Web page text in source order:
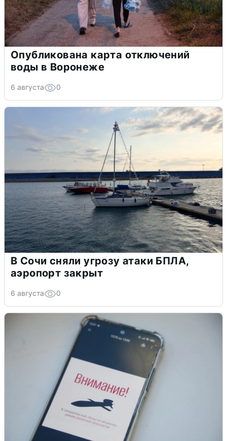
Опубликована карта отключений
воды в Воронеже
6 августа 0
В Сочи сняли угрозу атаки БПЛА,
аэропорт закрыт
6 августа 0